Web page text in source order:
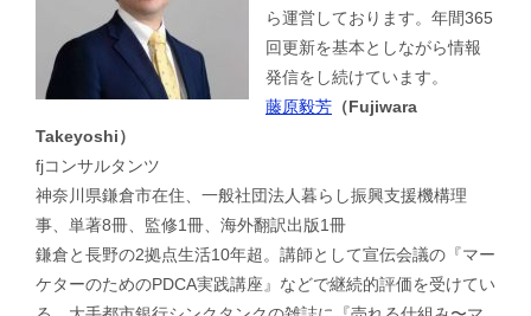
ら運営しております。年間365
回更新を基本としながら情報
発信をし続けています。
藤原毅芳 （Fujiwara
Takeyoshi）
fjコンサルタンツ
神奈川県鎌倉市在住、一般社団法人暮らし振興支援機構理
事、単著8冊、監修1冊、海外翻訳出版1冊
鎌倉と長野の2拠点生活10年超。講師として宣伝会議の『マー
ケターのためのPDCA実践講座』などで継続的評価を受けてい